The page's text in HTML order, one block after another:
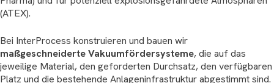
(ATEX).
Bei InterProcess konstruieren und bauen wir
maßgeschneiderte Vakuumfördersysteme, die auf das
jeweilige Material, den geforderten Durchsatz, den verfügbaren
Platz und die bestehende Anlageninfrastruktur abgestimmt sind.